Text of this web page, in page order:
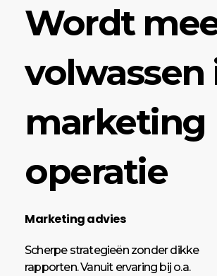
Wordt
volwassen
marketing
operatie
Marketing advies
Scherpe strategieën zonder dikke
rapporten. Vanuit ervaring bij o.a.